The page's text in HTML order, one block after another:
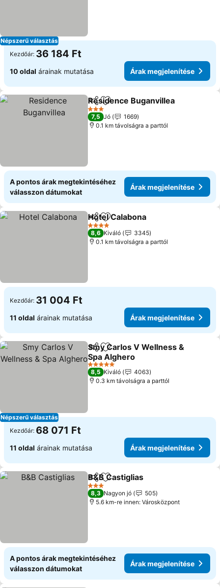
Népszerű választás
Kezdőár: 36 184 Ft
10 oldal árainak mutatása Árak megjelenítése
Megosztás
Hozzáadás a kedvencekhez
Residence Buganvillea
3 Kategória
7,5 Jó
1669
0.1 km távolságra a parttól
A pontos árak megtekintéséhez
válasszon dátumokat
Árak megjelenítése
Megosztás
Hozzáadás a kedvencekhez
Hotel Calabona
4 Kategória
8,6 Kiváló
3345
0.1 km távolságra a parttól
Kezdőár: 31 004 Ft
11 oldal árainak mutatása Árak megjelenítése
Népszerű választás
Megosztás
Hozzáadás a kedvencekhez
Smy Carlos V Wellness &
Spa Alghero
5 Kategória
8,5 Kiváló
4063
0.3 km távolságra a parttól
Kezdőár: 68 071 Ft
11 oldal árainak mutatása Árak megjelenítése
Megosztás
Hozzáadás a kedvencekhez
B&B Castiglias
3 Kategória
8,3 Nagyon jó
505
5.6 km-re innen: Városközpont
A pontos árak megtekintéséhez
válasszon dátumokat
Árak megjelenítése